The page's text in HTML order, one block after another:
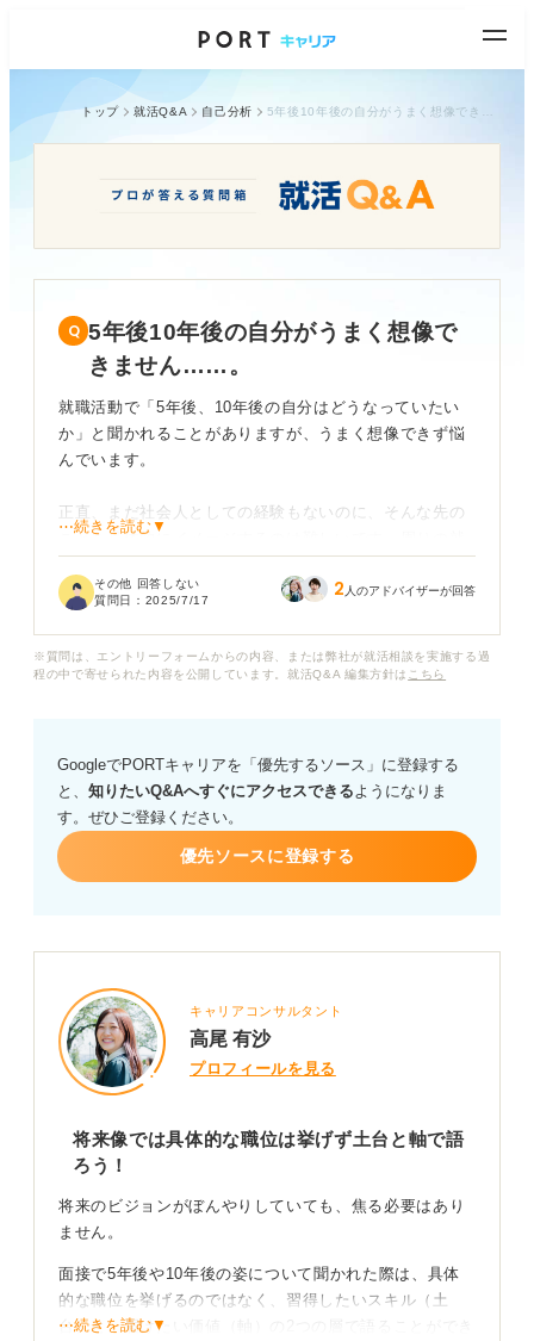
トップ 就活Q&A 自己分析
5年後10年後の自分がうまく想像で
きません……。
就職活動で「5年後、10年後の自分はどうなっていたい
か」と聞かれることがありますが、うまく想像できず悩
んでいます。
正直、まだ社会人としての経験もないのに、そんな先の
ことを具体的にイメージするのは難しいです。周りの就
分だけ将来のビジョンが描けないことに焦りを感じてい
就職活動において、5年後10年後の自分を想像できない
てアドバイスしていただけると嬉しいです。
⋯続きを読む▼
その他 回答しない
質問日： 2025/7/17 2 人のアドバイザーが回答
※質問は、エントリーフォームからの内容、または弊社が就活相談を実施する過
程の中で寄せられた内容を公開しています。就活Q&A 編集方針は こちら
GoogleでPORTキャリアを「優先するソース」に登録する
と、 知りたいQ&Aへすぐにアクセスできるようになりま
す。ぜひご登録ください。
優先ソースに登録する
キャリアコンサルタント
高尾 有沙
プロフィールを見る
将来像では具体的な職位は挙げず土台と軸で語
ろう！
将来のビジョンがぼんやりしていても、焦る必要はあり
ません。
面接で5年後や10年後の姿について聞かれた際は、具体
的な職位を挙げるのではなく、習得したいスキル（土
台）と、届けたい価値（軸）の2つの層で語ることができ
⋯続きを読む▼